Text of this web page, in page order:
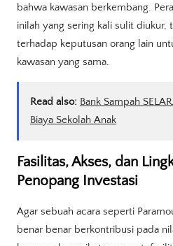
bahwa kawasan berkembang.
inilah yang sering kali sulit diukur,
terhadap keputusan orang lain
kawasan yang sama.
Read also: Bank Sampah
Biaya Sekolah Anak
Fasilitas, Akses, dan
Penopang Investasi
Agar sebuah acara seperti
benar benar berkontribusi pada